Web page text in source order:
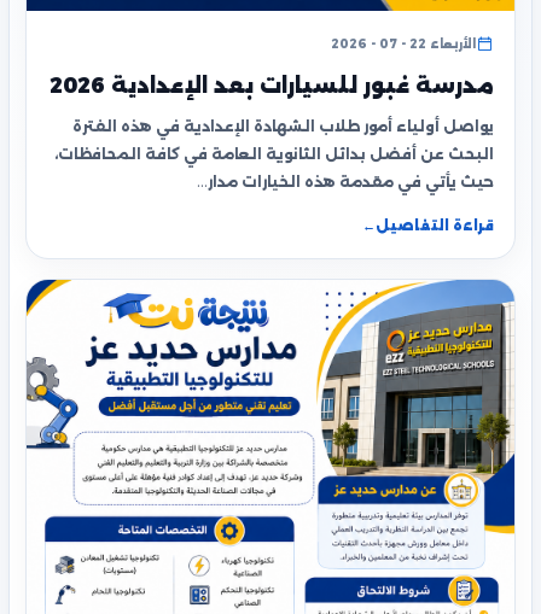
الأربعاء 22 - 07 - 2026
مدرسة غبور للسيارات بعد الإعدادية 2026
يواصل أولياء أمور طلاب الشهادة الإعدادية في هذه الفترة
البحث عن أفضل بدائل الثانوية العامة في كافة المحافظات،
حيث يأتي في مقدمة هذه الخيارات مدار…
قراءة التفاصيل ←